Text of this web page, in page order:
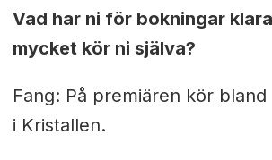
Vad har ni för bokningar
mycket kör ni själva?
Fang: På premiären kör
i Kristallen.